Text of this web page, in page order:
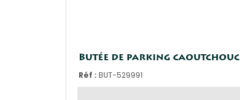
Butée de parking caoutchouc
Réf : BUT-529991